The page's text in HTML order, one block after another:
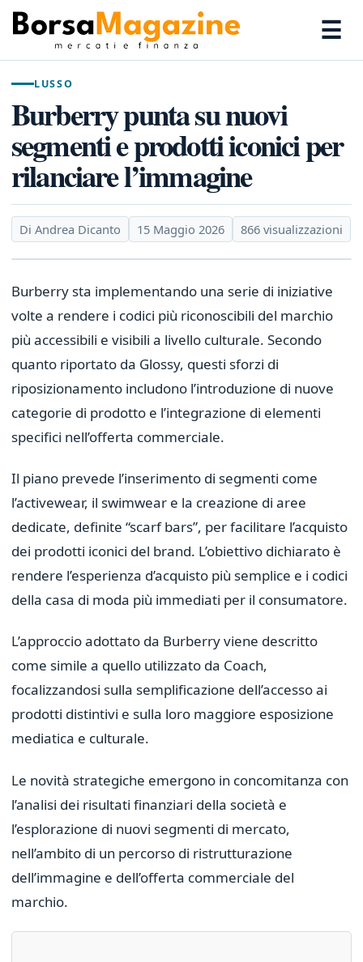
☰
LUSSO
Burberry punta su nuovi
segmenti e prodotti iconici per
rilanciare l’immagine
Di Andrea Dicanto 15 Maggio 2026 866 visualizzazioni
Burberry sta implementando una serie di iniziative
volte a rendere i codici più riconoscibili del marchio
più accessibili e visibili a livello culturale. Secondo
quanto riportato da Glossy, questi sforzi di
riposizionamento includono l’introduzione di nuove
categorie di prodotto e l’integrazione di elementi
specifici nell’offerta commerciale.
Il piano prevede l’inserimento di segmenti come
l’activewear, il swimwear e la creazione di aree
dedicate, definite “scarf bars”, per facilitare l’acquisto
dei prodotti iconici del brand. L’obiettivo dichiarato è
rendere l’esperienza d’acquisto più semplice e i codici
della casa di moda più immediati per il consumatore.
L’approccio adottato da Burberry viene descritto
come simile a quello utilizzato da Coach,
focalizzandosi sulla semplificazione dell’accesso ai
prodotti distintivi e sulla loro maggiore esposizione
mediatica e culturale.
Le novità strategiche emergono in concomitanza con
l’analisi dei risultati finanziari della società e
l’esplorazione di nuovi segmenti di mercato,
nell’ambito di un percorso di ristrutturazione
dell’immagine e dell’offerta commerciale del
marchio.